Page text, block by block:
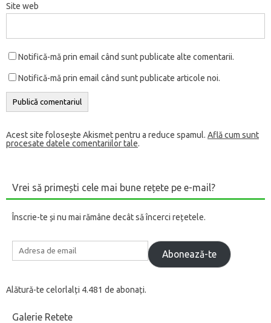
Site web
Notifică-mă prin email când sunt publicate alte comentarii.
Notifică-mă prin email când sunt publicate articole noi.
Acest site folosește Akismet pentru a reduce spamul. Află cum sunt
procesate datele comentariilor tale.
Vrei să primești cele mai bune rețete pe e-mail?
Înscrie-te și nu mai rămâne decât să încerci rețetele.
Adresa
de
email
Abonează-te
Alătură-te celorlalți 4.481 de abonați.
Galerie Retete